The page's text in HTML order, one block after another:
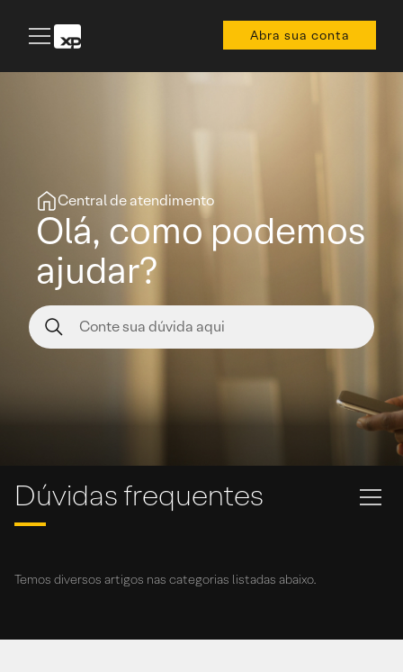
Abra sua conta
Central de atendimento
Olá, como podemos
ajudar?
Dúvidas frequentes
Temos diversos artigos nas categorias listadas abaixo.